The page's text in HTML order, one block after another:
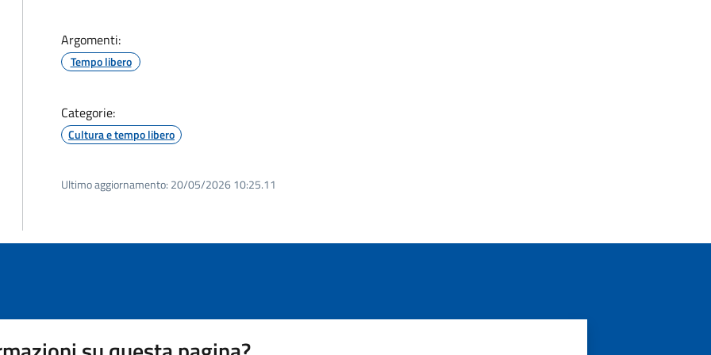
Argomenti:
Tempo libero
Categorie:
Cultura e tempo libero
Ultimo aggiornamento: 20/05/2026 10:25.11